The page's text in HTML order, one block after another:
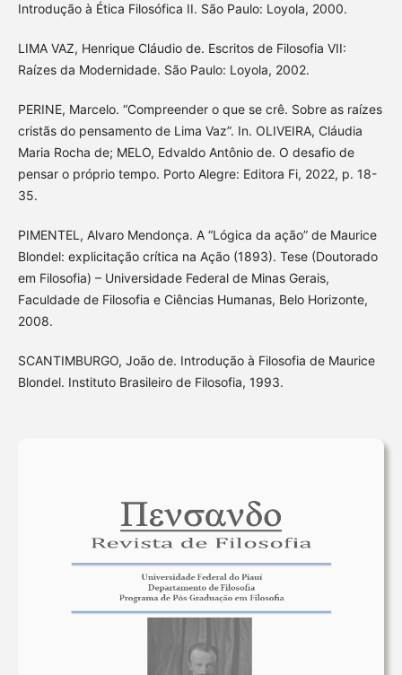
Introdução à Ética Filosófica II. São Paulo: Loyola, 2000.
LIMA VAZ, Henrique Cláudio de. Escritos de Filosofia VII:
Raízes da Modernidade. São Paulo: Loyola, 2002.
PERINE, Marcelo. “Compreender o que se crê. Sobre as raízes
cristãs do pensamento de Lima Vaz”. In. OLIVEIRA, Cláudia
Maria Rocha de; MELO, Edvaldo Antônio de. O desafio de
pensar o próprio tempo. Porto Alegre: Editora Fi, 2022, p. 18-
35.
PIMENTEL, Alvaro Mendonça. A “Lógica da ação” de Maurice
Blondel: explicitação crítica na Ação (1893). Tese (Doutorado
em Filosofia) – Universidade Federal de Minas Gerais,
Faculdade de Filosofia e Ciências Humanas, Belo Horizonte,
2008.
SCANTIMBURGO, João de. Introdução à Filosofia de Maurice
Blondel. Instituto Brasileiro de Filosofia, 1993.